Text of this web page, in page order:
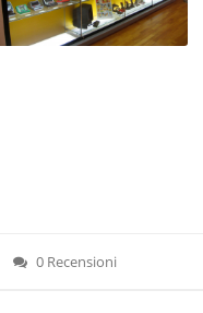
0 Recensioni